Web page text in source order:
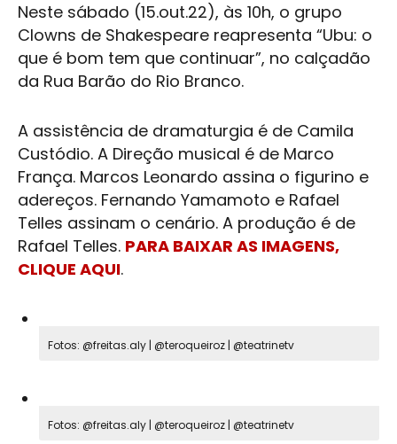
Neste sábado (15.out.22), às 10h, o grupo
Clowns de Shakespeare reapresenta “Ubu: o
que é bom tem que continuar”, no calçadão
da Rua Barão do Rio Branco.
A assistência de dramaturgia é de Camila
Custódio. A Direção musical é de Marco
França. Marcos Leonardo assina o figurino e
adereços. Fernando Yamamoto e Rafael
Telles assinam o cenário. A produção é de
Rafael Telles. PARA BAIXAR AS IMAGENS,
CLIQUE AQUI.
Fotos: @freitas.aly | @teroqueiroz | @teatrinetv
Fotos: @freitas.aly | @teroqueiroz | @teatrinetv